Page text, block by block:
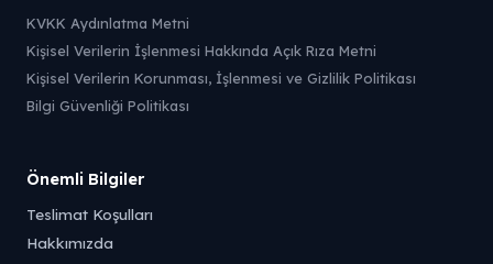
KVKK Aydınlatma Metni
Kişisel Verilerin İşlenmesi Hakkında Açık Rıza Metni
Kişisel Verilerin Korunması, İşlenmesi ve Gizlilik Politikası
Bilgi Güvenliği Politikası
Önemli Bilgiler
Teslimat Koşulları
Hakkımızda